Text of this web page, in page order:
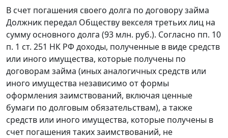
В счет погашения своего долга по договору займа
Должник передал Обществу векселя третьих лиц на
сумму основного долга (93 млн. руб.). Согласно пп. 10
п. 1 ст. 251 НК РФ доходы, полученные в виде средств
или иного имущества, которые получены по
договорам займа (иных аналогичных средств или
иного имущества независимо от формы
оформления заимствований, включая ценные
бумаги по долговым обязательствам), а также
средств или иного имущества, которые получены в
счет погашения таких заимствований, не